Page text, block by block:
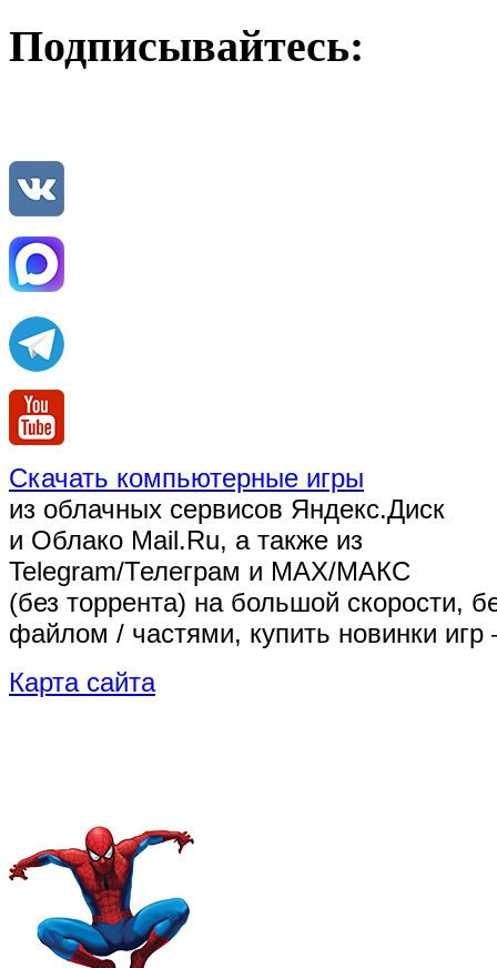
Подписывайтесь:
Скачать компьютерные игры
из облачных сервисов Яндекс.Диск
и Облако Mail.Ru, а также из
Telegram/Телеграм и MAX/МАКС
(без торрента) на большой скорости,
файлом / частями, купить новинки
Карта сайта